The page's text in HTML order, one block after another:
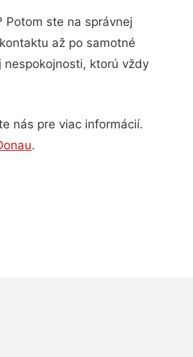
ste na správnej
až po samotné
nespokojnosti, ktorú vždy
nás pre viac informácií.
.